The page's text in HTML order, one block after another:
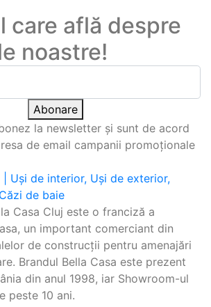
care află despre
noastre!
Abonare
la newsletter și sunt de acord
de email campanii promoționale
Casa Cluj este o franciză a
un important comerciant din
de construcții pentru amenajări
Brandul Bella Casa este prezent
din anul 1998, iar Showroom-ul
peste 10 ani.